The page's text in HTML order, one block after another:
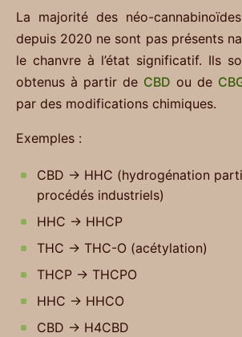
La majorité des néo-
depuis 2020 ne sont pas présents
le chanvre à l’état significatif. Ils
obtenus à partir de CBD ou de
par des modifications chimiques.
Exemples :
CBD → HHC (hydrogénation
procédés industriels)
HHC → HHCP
THC → THC-O (acétylation)
THCP → THCPO
HHC → HHCO
CBD → H4CBD